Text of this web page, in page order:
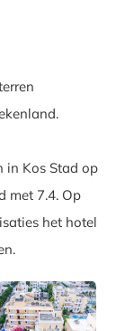
in Kos Stad op
met 7.4. Op
het hotel